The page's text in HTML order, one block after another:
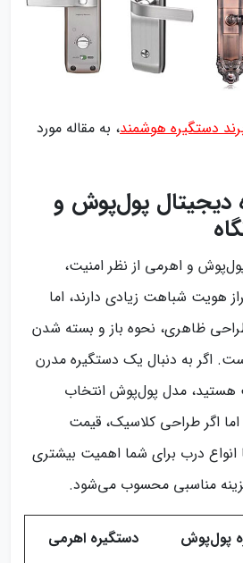
دستگیره هوشمند، به مقاله مورد
دیجیتال پول‌پوش و
و اهرمی از نظر امنیت،
هویت شباهت زیادی دارند، اما
ظاهری، نحوه باز و بسته شدن
اگر به دنبال یک دستگیره مدرن
هستید، مدل پول‌پوش انتخاب
اگر طراحی کلاسیک، قیمت
انواع درب برای شما اهمیت بیشتری
مناسبی محسوب می‌شود.
پول‌پوش دستگیره اهرمی